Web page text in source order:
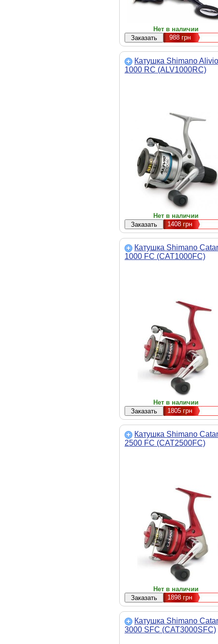
Нет в наличии
988грн
Катушка Shimano Alivio
1000 RC (ALV1000RC)
Нет в наличии
1408 грн
Катушка Shimano
1000 FC (CAT1000FC)
Нет в наличии
1805 грн
Катушка Shimano
2500 FC (CAT2500FC)
Нет в наличии
1898 грн
Катушка Shimano
3000 SFC (CAT3000SFC)